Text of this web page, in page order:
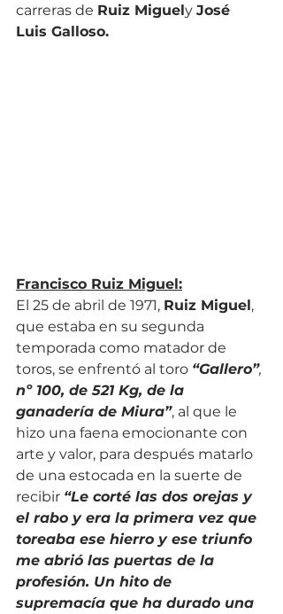
carreras de Ruiz Miguely José
Luis Galloso.
Francisco Ruiz Miguel:
El 25 de abril de 1971, Ruiz Miguel,
que estaba en su segunda
temporada como matador de
toros, se enfrentó al toro “Gallero”,
nº 100, de 521 Kg, de la
ganadería de Miura”, al que le
hizo una faena emocionante con
arte y valor, para después matarlo
de una estocada en la suerte de
recibir “Le corté las dos orejas y
el rabo y era la primera vez que
toreaba ese hierro y ese triunfo
me abrió las puertas de la
profesión. Un hito de
supremacía que ha durado una